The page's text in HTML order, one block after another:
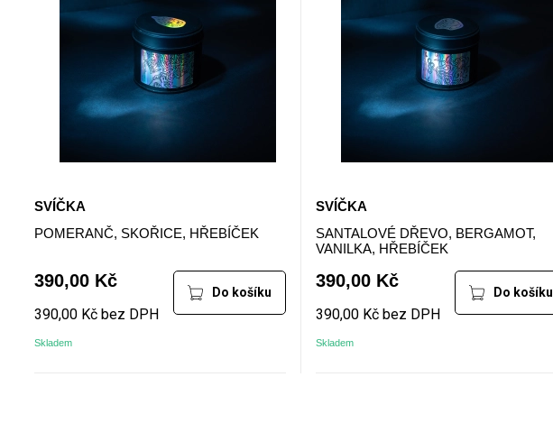
SVÍČKA
POMERANČ, SKOŘICE, HŘEBÍČEK
390,00 Kč
390,00 Kč bez DPH
Skladem
Do košíku
SVÍČKA
SANTALOVÉ DŘEVO, BERGAMOT,
VANILKA, HŘEBÍČEK
390,00 Kč
390,00 Kč bez DPH
Skladem
Do košíku